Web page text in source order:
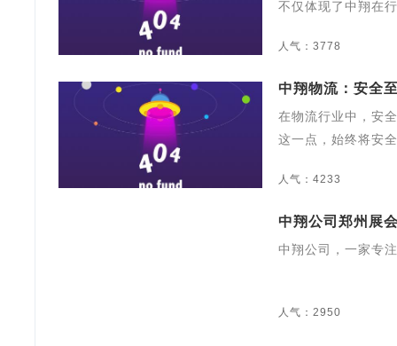
不仅体现了中翔在
人气：3778
中翔物流：安全
在物流行业中，安
这一点，始终将安
人气：4233
中翔公司郑州展
中翔公司，一家专
人气：2950